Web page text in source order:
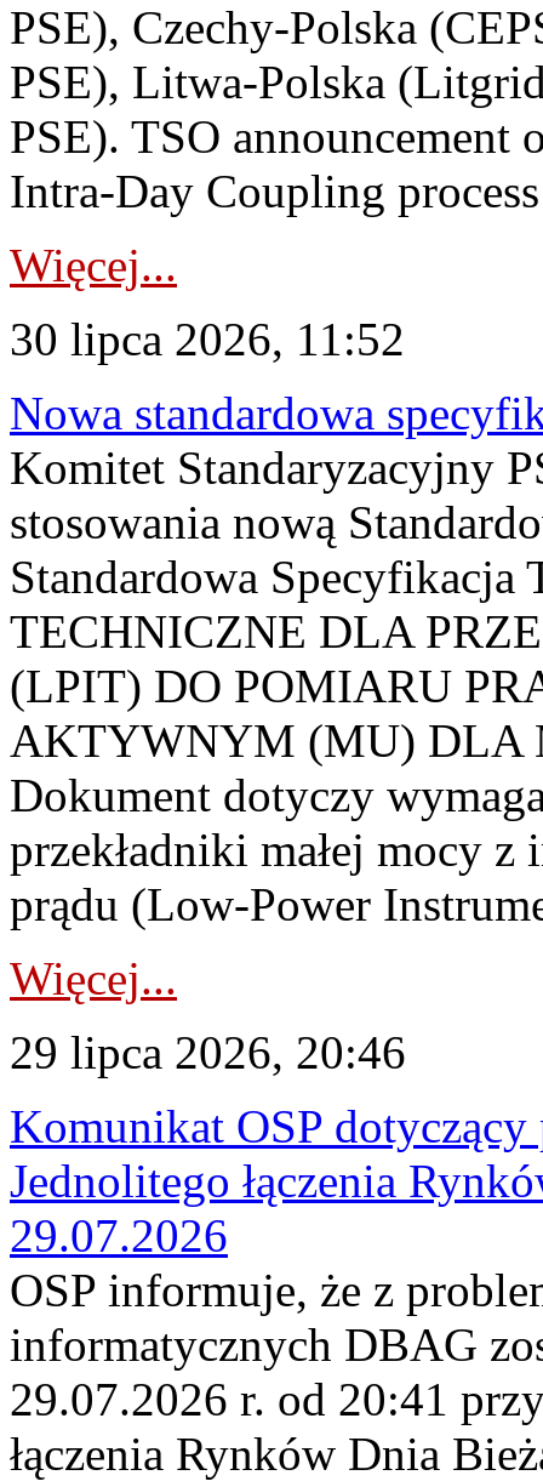
PSE), Czechy-Polska
PSE), Litwa-Polska
PSE). TSO announcement
Intra-Day Coupling
Więcej...
30 lipca 2026, 11:52
Nowa standardowa
Komitet Standaryzacyjny
stosowania nową
Standardowa
TECHNICZNE DLA
(LPIT) DO POMIARU
AKTYWNYM (MU) DLA
Dokument dotyczy
przekładniki małej mocy
prądu (Low-Power
Więcej...
29 lipca 2026, 20:46
Komunikat OSP
Jednolitego łączenia
29.07.2026
OSP informuje, że z
informatycznych DBAG
29.07.2026 r. od 20:41
łączenia Rynków Dnia